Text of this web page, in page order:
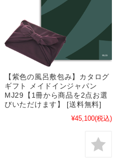
【紫色の風呂敷包み】カタログ
ギフト メイドインジャパン
MJ29【1冊から商品を2点お選
びいただけます】 [送料無料]
¥45,100(税込)